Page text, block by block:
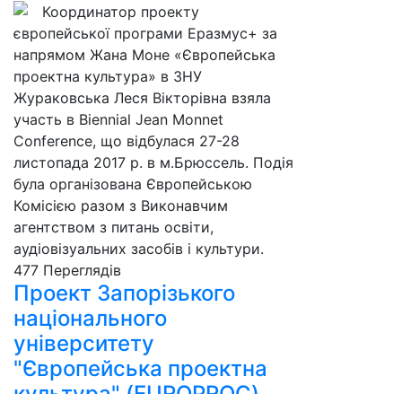
Координатор проекту
європейської програми Еразмус+ за
напрямом Жана Моне «Європейська
проектна культура» в ЗНУ
Жураковська Леся Вікторівна взяла
участь в Biennial Jean Monnet
Conference, що відбулася 27-28
листопада 2017 р. в м.Брюссель. Подія
була організована Європейською
Комісією разом з Виконавчим
агентством з питань освіти,
аудіовізуальних засобів і культури.
477 Пере­гля­дів
Проект Запорізького
національного
університету
"Європейська проектна